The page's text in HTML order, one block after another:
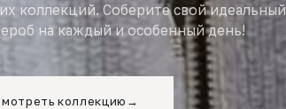
коллекций. Соберите свой идеальный
на каждый и особенный день!
коллекцию →